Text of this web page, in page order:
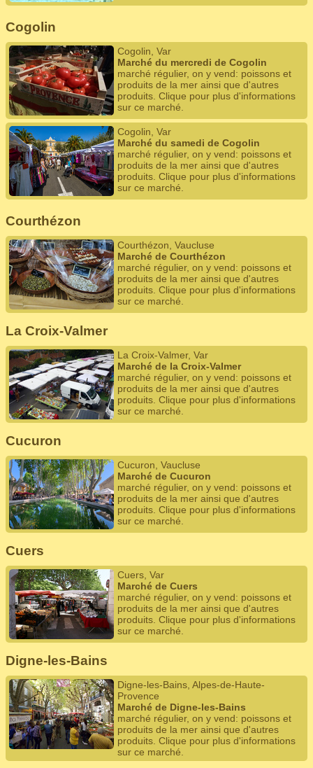
Cogolin
Cogolin, Var
Marché du mercredi de Cogolin
marché régulier, on y vend: poissons et
produits de la mer ainsi que d'autres
produits. Clique pour plus d'informations
sur ce marché.
Cogolin, Var
Marché du samedi de Cogolin
marché régulier, on y vend: poissons et
produits de la mer ainsi que d'autres
produits. Clique pour plus d'informations
sur ce marché.
Courthézon
Courthézon, Vaucluse
Marché de Courthézon
marché régulier, on y vend: poissons et
produits de la mer ainsi que d'autres
produits. Clique pour plus d'informations
sur ce marché.
La Croix-Valmer
La Croix-Valmer, Var
Marché de la Croix-Valmer
marché régulier, on y vend: poissons et
produits de la mer ainsi que d'autres
produits. Clique pour plus d'informations
sur ce marché.
Cucuron
Cucuron, Vaucluse
Marché de Cucuron
marché régulier, on y vend: poissons et
produits de la mer ainsi que d'autres
produits. Clique pour plus d'informations
sur ce marché.
Cuers
Cuers, Var
Marché de Cuers
marché régulier, on y vend: poissons et
produits de la mer ainsi que d'autres
produits. Clique pour plus d'informations
sur ce marché.
Digne-les-Bains
Digne-les-Bains, Alpes-de-Haute-
Provence
Marché de Digne-les-Bains
marché régulier, on y vend: poissons et
produits de la mer ainsi que d'autres
produits. Clique pour plus d'informations
sur ce marché.